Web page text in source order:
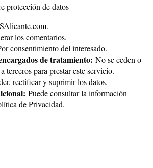
protección de datos
los comentarios.
consentimiento del interesado.
de tratamiento: No se ceden o
terceros para prestar este servicio.
rectificar y suprimir los datos.
Puede consultar la información
de Privacidad.